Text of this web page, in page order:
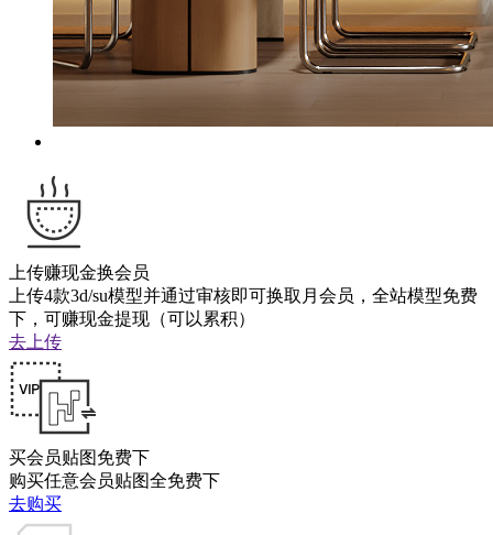
上传赚现金换会员
上传4款3d/su模型并通过审核即可换取月会员，全站模型免费
下，可赚现金提现（可以累积）
去上传
买会员贴图免费下
购买任意会员贴图全免费下
去购买